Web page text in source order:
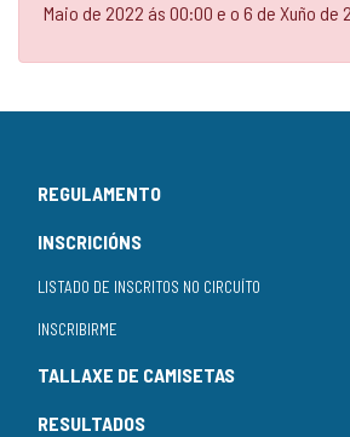
Maio de 2022 ás 00:00 e o 6 de Xuño de
REGULAMENTO
INSCRICIÓNS
LISTADO DE INSCRITOS NO CIRCUÍTO
INSCRIBIRME
TALLAXE DE CAMISETAS
RESULTADOS